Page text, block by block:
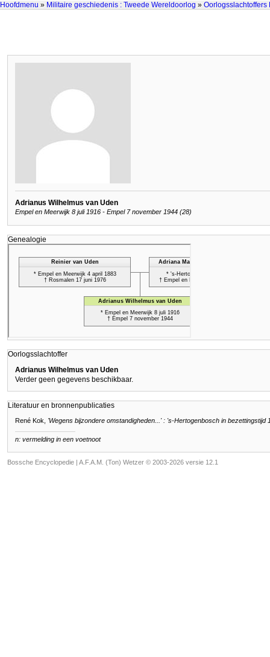
Hoofdmenu » Militaire geschiedenis : Tweede Wereldoorlog » Oorlogsslachtoffers
Adrianus Wilhelmus van Uden
Empel en Meerwijk 8 juli 1916 - Empel 7 november 1944 (28)
Genealogie
Oorlogsslachtoffer
Adrianus Wilhelmus van Uden
Verder geen gegevens beschikbaar.
Literatuur en bronnenpublicaties
René Kok, 'Wegens bijzondere omstandigheden...' : 's-Hertogenbosch in bezettingstijd
n: vermelding in een voetnoot
Bossche Encyclopedie | A.F.A.M. (Ton) Wetzer © 2003-2026 versie 12.1